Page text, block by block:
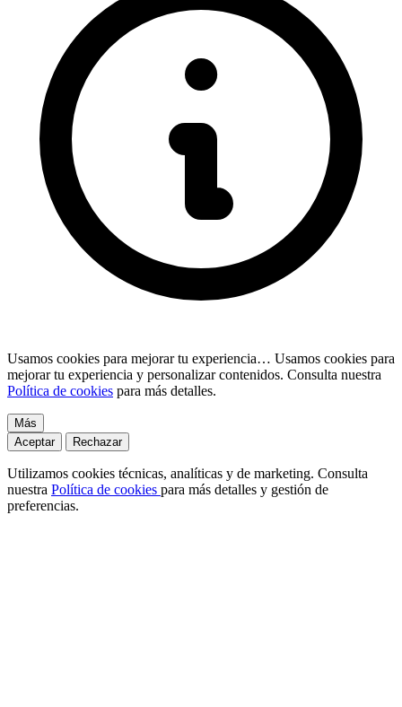
Usamos cookies para mejorar tu experiencia… Usamos cookies para
mejorar tu experiencia y personalizar contenidos. Consulta nuestra
Política de cookies para más detalles.
Más
Aceptar
Rechazar
Utilizamos cookies técnicas, analíticas y de marketing. Consulta
nuestra Política de cookies para más detalles y gestión de
preferencias.